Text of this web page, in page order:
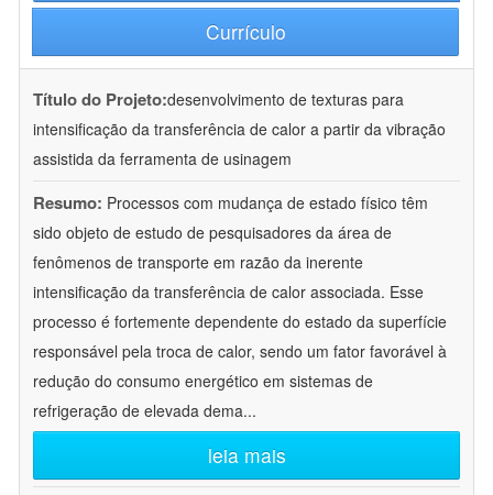
Currículo
Título do Projeto:desenvolvimento de texturas para
intensificação da transferência de calor a partir da vibração
assistida da ferramenta de usinagem
Resumo: Processos com mudança de estado físico têm
sido objeto de estudo de pesquisadores da área de
fenômenos de transporte em razão da inerente
intensificação da transferência de calor associada. Esse
processo é fortemente dependente do estado da superfície
responsável pela troca de calor, sendo um fator favorável à
redução do consumo energético em sistemas de
refrigeração de elevada dema...
leia mais